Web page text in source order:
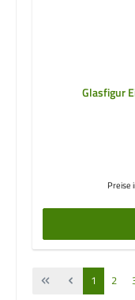
Glasfigur
Preise
Seite
1 Seite
2